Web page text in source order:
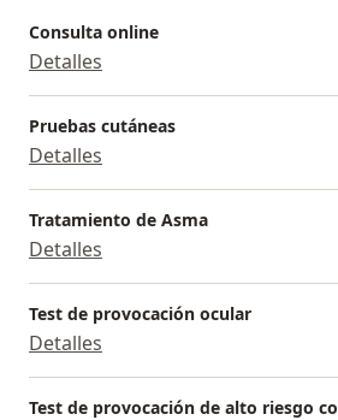
Consulta online
Detalles
Pruebas cutáneas
Detalles
Tratamiento de Asma
Detalles
Test de provocación ocular
Detalles
Test de provocación de alto riesgo